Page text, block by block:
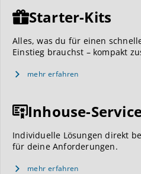
Starter-Kits
Alles, was du für einen
Einstieg brauchst – kompakt
mehr erfahren
Inhouse-
Individuelle Lösungen direkt
für deine Anforderungen.
mehr erfahren